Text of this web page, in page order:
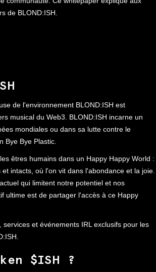
de BLOND:ISH.
de l'environnement BLOND:ISH est
musical du Web3. BLOND:ISH incarne un
mondiales ou dans sa lutte contre le
Bye Bye Plastic.
êtres humains dans un Happy Happy World :
intacts, où l'on vit dans l'abondance et la joie.
qui limitent notre potentiel et nos
ultime est de partager l'accès à ce Happy
et événements IRL exclusifs pour les
$ISH ?